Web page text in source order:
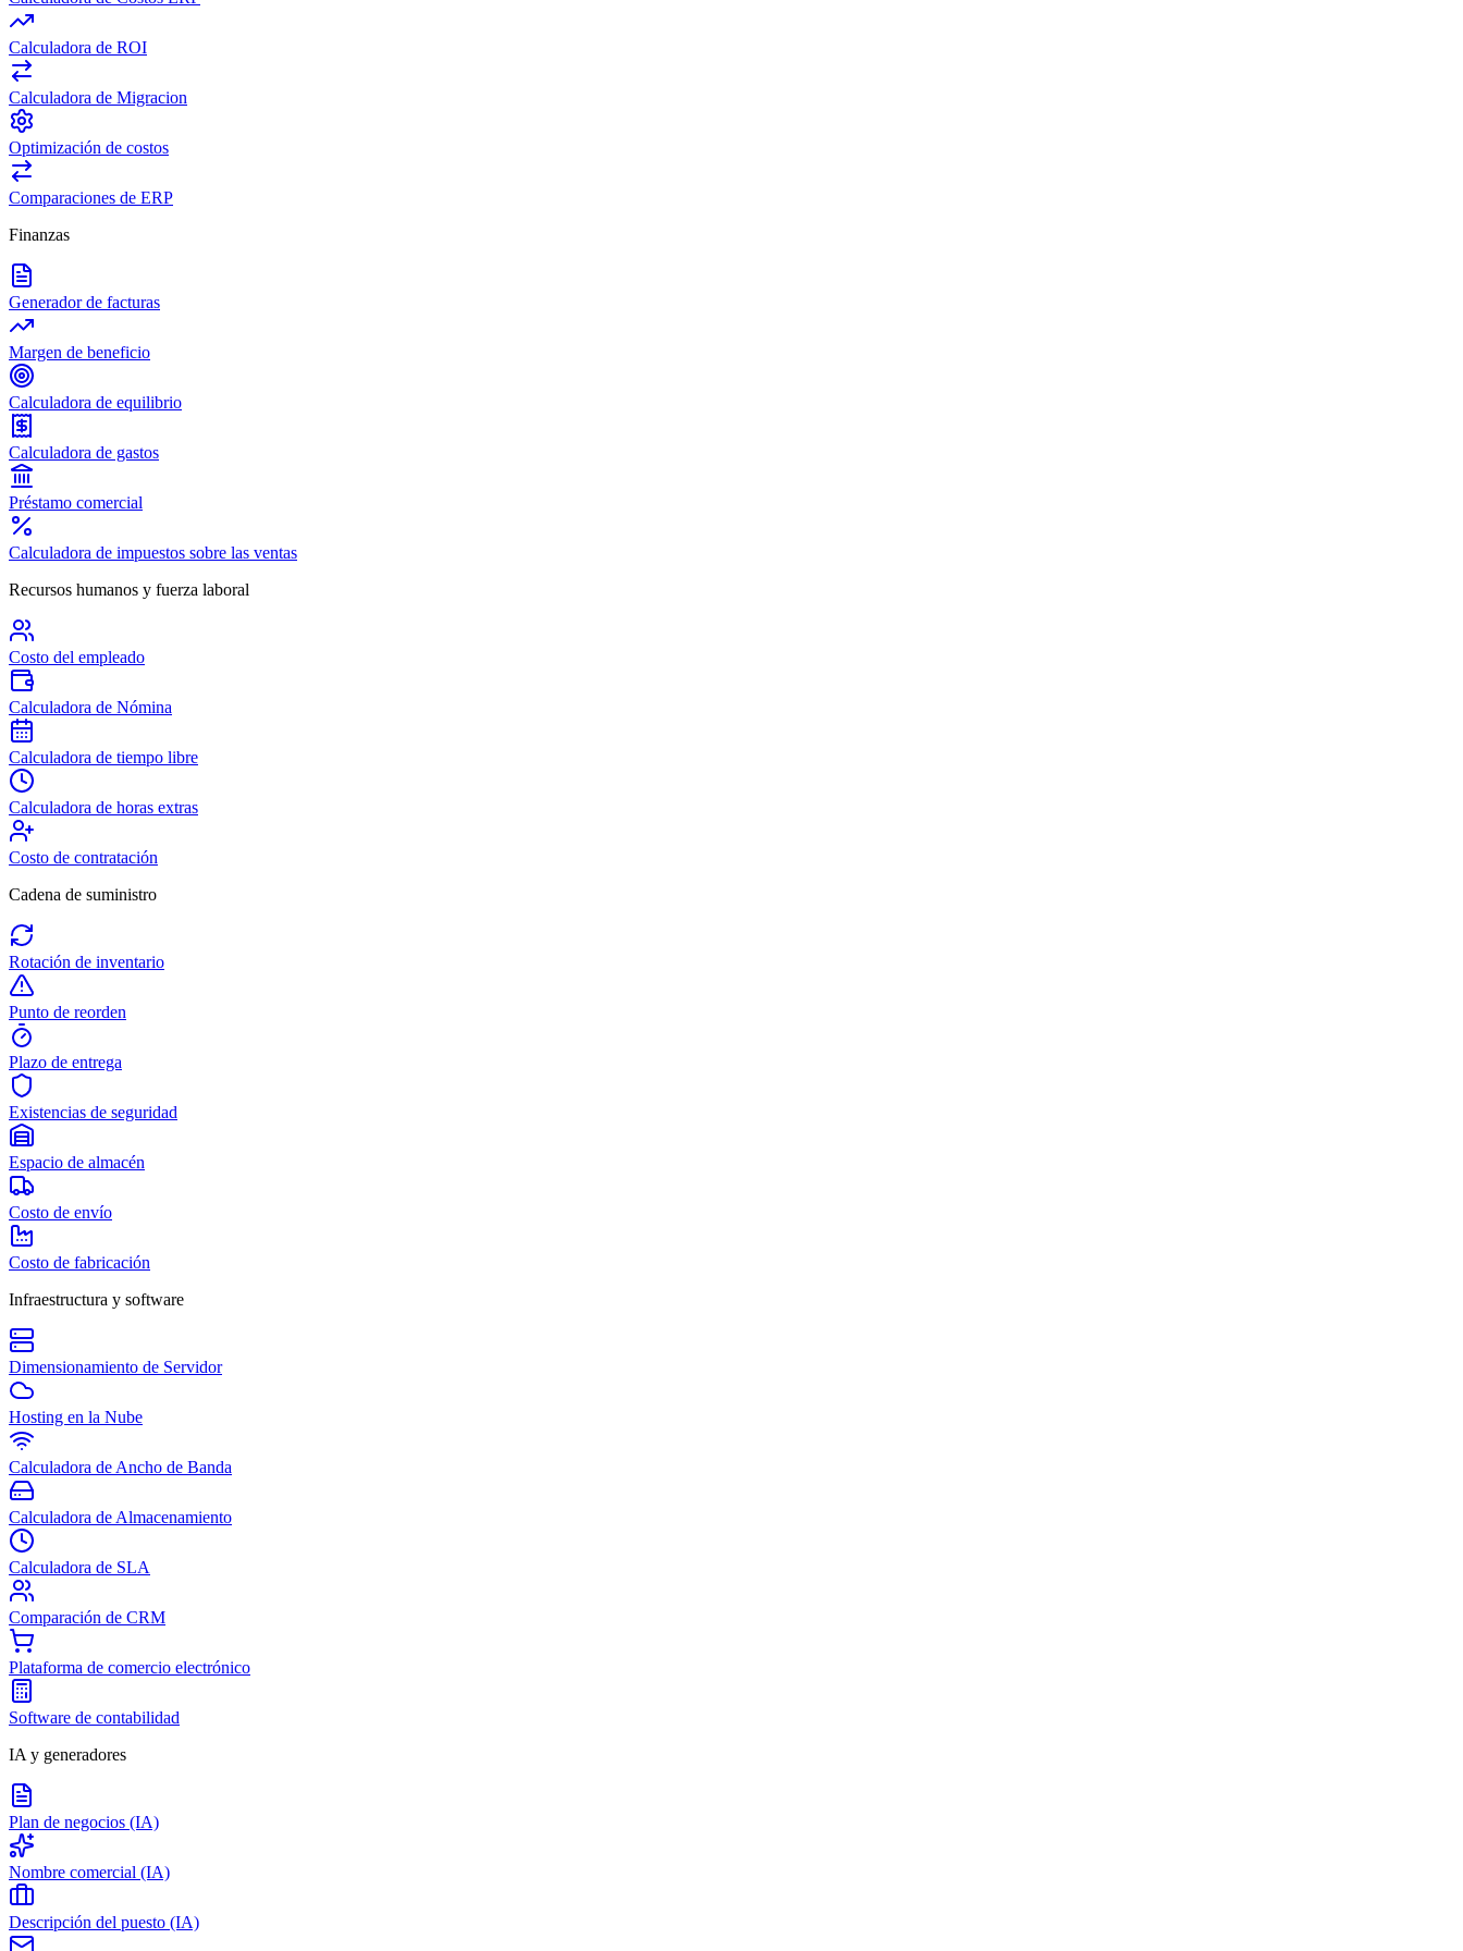
Calculadora de ROI
Calculadora de Migracion
Optimización de costos
Comparaciones de ERP
Finanzas
Generador de facturas
Margen de beneficio
Calculadora de equilibrio
Calculadora de gastos
Préstamo comercial
Calculadora de impuestos sobre las ventas
Recursos humanos y fuerza laboral
Costo del empleado
Calculadora de Nómina
Calculadora de tiempo libre
Calculadora de horas extras
Costo de contratación
Cadena de suministro
Rotación de inventario
Punto de reorden
Plazo de entrega
Existencias de seguridad
Espacio de almacén
Costo de envío
Costo de fabricación
Infraestructura y software
Dimensionamiento de Servidor
Hosting en la Nube
Calculadora de Ancho de Banda
Calculadora de Almacenamiento
Calculadora de SLA
Comparación de CRM
Plataforma de comercio electrónico
Software de contabilidad
IA y generadores
Plan de negocios (IA)
Nombre comercial (IA)
Descripción del puesto (IA)